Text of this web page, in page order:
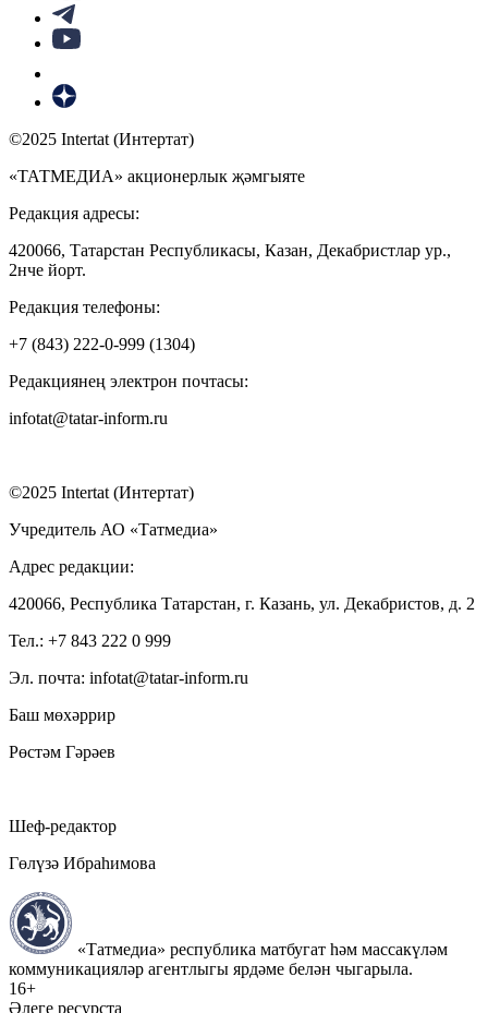
©2025 Intertat (Интертат)
«ТАТМЕДИА» акционерлык җәмгыяте
Редакция адресы:
420066, Татарстан Республикасы, Казан, Декабристлар ур.,
2нче йорт.
Редакция телефоны:
+7 (843) 222-0-999 (1304)
Редакциянең электрон почтасы:
infotat@tatar-inform.ru
©2025 Intertat (Интертат)
Учредитель АО «Татмедиа»
Адрес редакции:
420066, Республика Татарстан, г. Казань, ул. Декабристов, д. 2
Тел.: +7 843 222 0 999
Эл. почта: infotat@tatar-inform.ru
Баш мөхәррир
Рөстәм Гәрәев
Шеф-редактор
Гөлүзә Ибраһимова
«Татмедиа» республика матбугат һәм массакүләм
коммуникацияләр агентлыгы ярдәме белән чыгарыла.
16+
Әлеге ресурста